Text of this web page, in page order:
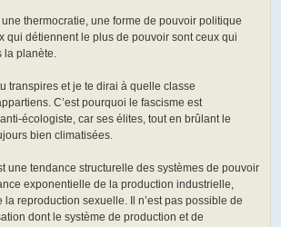
thermocratie, une forme de pouvoir politique
qui détiennent le plus de pouvoir sont ceux qui
la planète.
transpires et je te dirai à quelle classe
C’est pourquoi le fascisme est
écologiste, car ses élites, tout en brûlant le
bien climatisées.
une tendance structurelle des systèmes de pouvoir
exponentielle de la production industrielle,
la reproduction sexuelle. Il n’est pas possible de
dont le système de production et de